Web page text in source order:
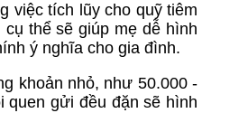
việc tích lũy cho quỹ tiêm
thể sẽ giúp mẹ dễ hình
ý nghĩa cho gia đình.
khoản nhỏ, như 50.000 -
quen gửi đều đặn sẽ hình